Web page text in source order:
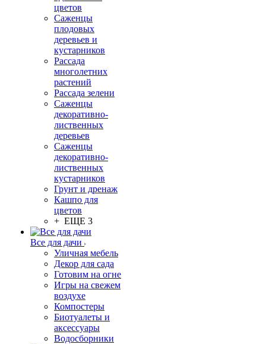
цветов
Саженцы
плодовых
деревьев и
кустарников
Рассада
многолетних
растений
Рассада зелени
Саженцы
декоративно-
лиственных
деревьев
Саженцы
декоративно-
лиственных
кустарников
Грунт и дренаж
Кашпо для
цветов
+ ЕЩЕ 3
Все для дачи
Уличная мебель
Декор для сада
Готовим на огне
Игры на свежем
воздухе
Компостеры
Биотуалеты и
аксессуары
Водосборники